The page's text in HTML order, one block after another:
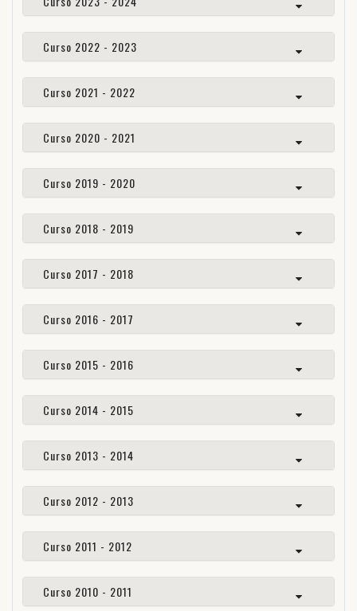
Curso 2022 - 2023
Curso 2021 - 2022
Curso 2020 - 2021
Curso 2019 - 2020
Curso 2018 - 2019
Curso 2017 - 2018
Curso 2016 - 2017
Curso 2015 - 2016
Curso 2014 - 2015
Curso 2013 - 2014
Curso 2012 - 2013
Curso 2011 - 2012
Curso 2010 - 2011